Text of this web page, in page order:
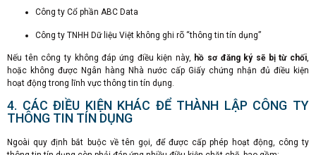
Công ty Cổ phần ABC Data
Công ty TNHH Dữ liệu Việt không ghi rõ “thông tin tín dụng”
Nếu tên công ty không đáp ứng điều kiện này, hồ sơ đăng ký sẽ bị từ chối,
hoặc không được Ngân hàng Nhà nước cấp Giấy chứng nhận đủ điều kiện
hoạt động trong lĩnh vực thông tin tín dụng.
4. CÁC ĐIỀU KIỆN KHÁC ĐỂ THÀNH LẬP CÔNG TY
THÔNG TIN TÍN DỤNG
Ngoài quy định bắt buộc về tên gọi, để được cấp phép hoạt động, công ty